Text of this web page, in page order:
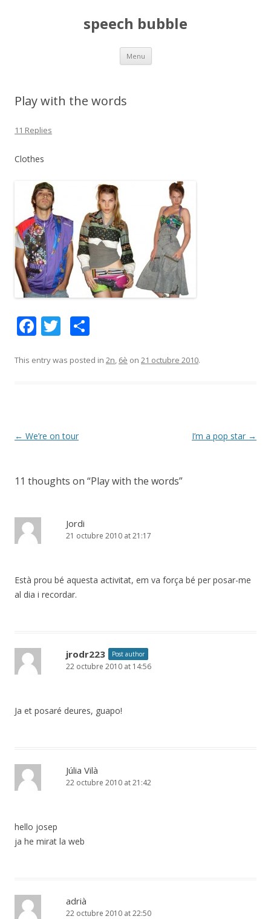
speech bubble
Menu Skip
content
Play with the words
11 Replies
Clothes
F
e
k
T
itt m
This entry was posted in 2n, 6è on 21 octubre 2010.
Post
← We’re on tour I’m a pop star →
11 thoughts on “Play with the words”
Jordi
21 octubre 2010 at 21:17
Està prou bé aquesta activitat, em va força bé per posar-me
al dia i recordar.
jrodr223 Post author
22 octubre 2010 at 14:56
Ja et posaré deures, guapo!
Júlia Vilà
22 octubre 2010 at 21:42
hello josep
ja he mirat la web
adrià
22 octubre 2010 at 22:50